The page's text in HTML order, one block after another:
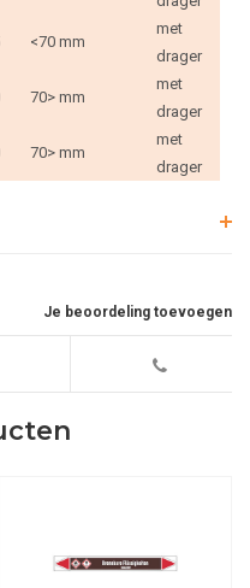
<70 mm
met
drager
70> mm
met
drager
70> mm
met
drager
Je beoordeling toevoegen